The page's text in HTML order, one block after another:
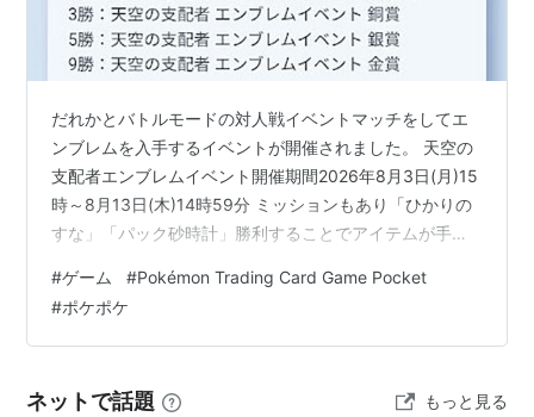
だれかとバトルモードの対人戦イベントマッチをしてエ
ンブレムを入手するイベントが開催されました。 天空の
支配者エンブレムイベント開催期間2026年8月3日(月)15
時～8月13日(木)14時59分 ミッションもあり「ひかりの
すな」「パック砂時計」勝利することでアイテムが手に
#ゲーム #Pokémon Trading Card Game Pocket
#ポケポケ
ネットで話題 もっと見る